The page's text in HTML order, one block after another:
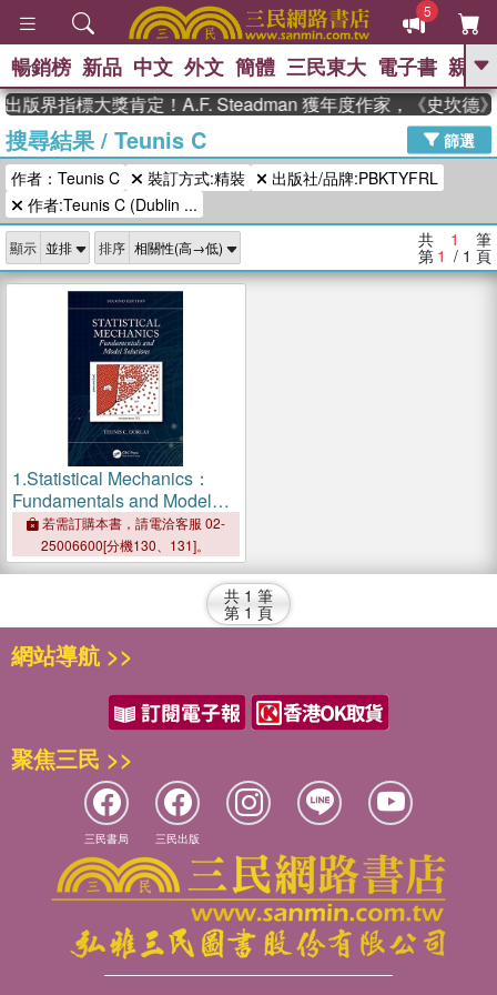
5
GO
The Odyssey 、
父親節 、 花開錦繡 、 暑期推薦 、
方念華 、 台灣的李登輝時代 、
、 如果歷史是一群喵 、 臺灣漫遊錄
暢銷榜 新品 中文 外文 簡體 三民東大 電子書 親子
版界指標大獎肯定！A.F. Steadman 獲年度作家，《史坎德
搜尋結果/ Teunis C
篩選
作者：Teunis C
裝訂方式:精裝
出版社/品牌:PBKTYFRL
作者:Teunis C (Dublin ...
顯示 排序 共 1 筆
第 1 / 1 頁
1.Statistical Mechanics：
Fundamentals and Model
Solutions
若需訂購本書，請電洽客服 02-
25006600[分機130、131]。
共 1 筆
第 1 頁
網站導航 >>
聚焦三民 >>
三民書局 三民出版